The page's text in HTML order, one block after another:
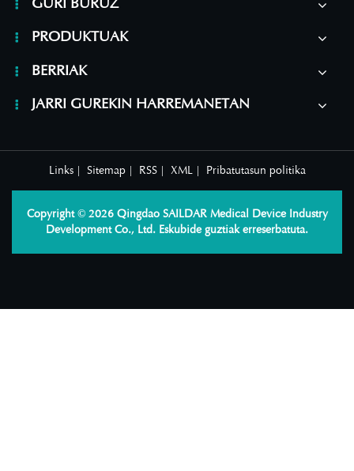
PRODUKTUAK
BERRIAK
JARRI GUREKIN HARREMANETAN
Links | Sitemap | RSS | XML | Pribatutasun politika
Copyright © 2026 Qingdao SAILDAR Medical Device Industry
Development Co., Ltd. Eskubide guztiak erreserbatuta.